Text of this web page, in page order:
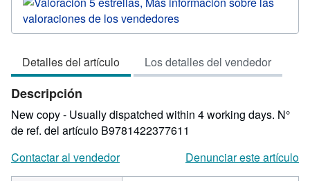
5
5
estrellas
Detalles del artículo Los detalles del vendedor
Descripción
New copy - Usually dispatched within 4 working days. N°
de ref. del artículo B9781422377611
Contactar al vendedor
Denunciar este artículo